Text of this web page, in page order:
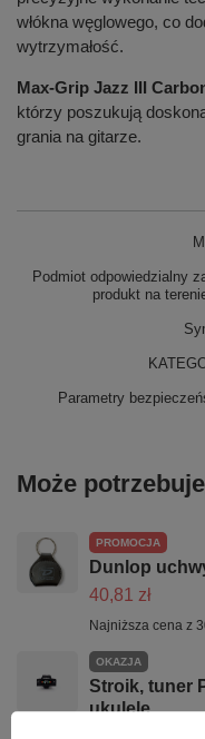
włókna węglowego, co
wytrzymałość.
Max-Grip Jazz III
którzy poszukują
grania na gitarze.
Podmiot odpowiedzialny
produkt na
Parametry
Może
PROMOCJA
Dunlop
40,81 zł
Najniższa cena z
OKAZJA
Stroik, tuner
ukulele